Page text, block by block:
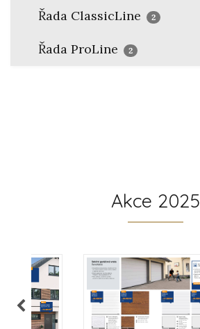
Řada ClassicLine 2
Řada ProLine 2
Akce 2025